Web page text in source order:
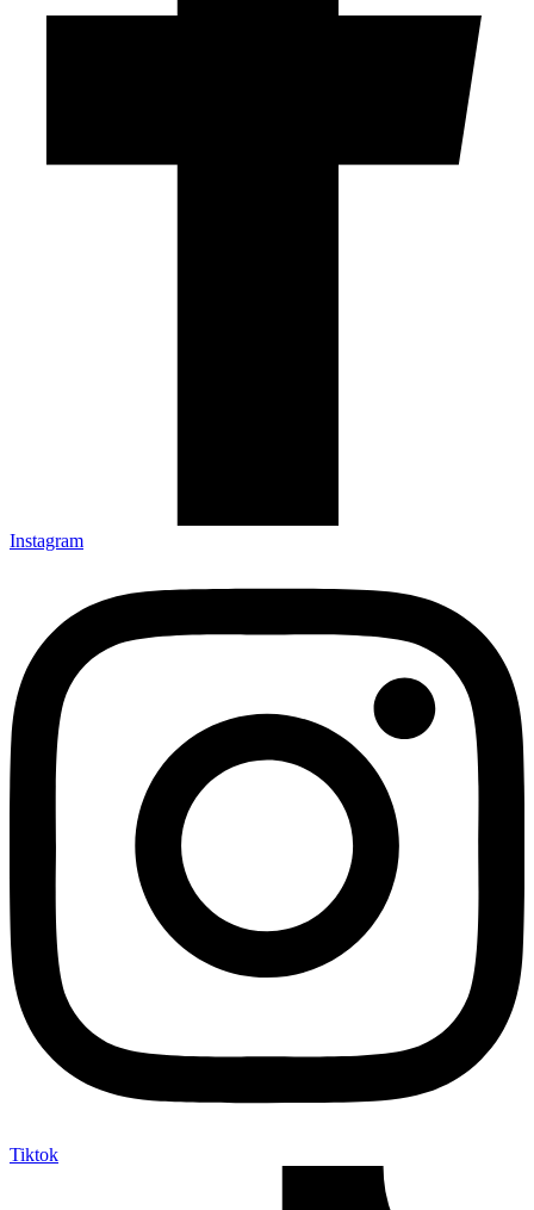
Instagram
Tiktok